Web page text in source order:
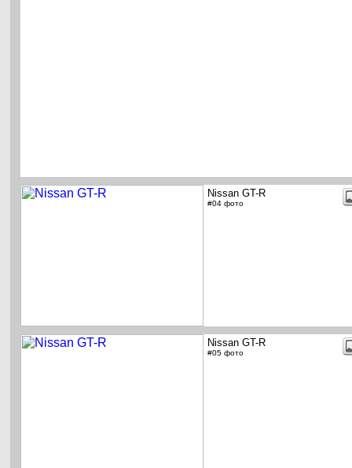
Nissan GT-R
#04 фото
Nissan GT-R
#05 фото